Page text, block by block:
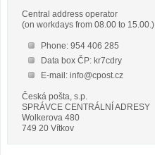
Central address operator
(on workdays from 08.00 to 15.00.)
Phone: 954 406 285
Data box ČP: kr7cdry
E-mail: info@cpost.cz
Česká pošta, s.p.
SPRÁVCE CENTRÁLNÍ ADRESY
Wolkerova 480
749 20 Vítkov